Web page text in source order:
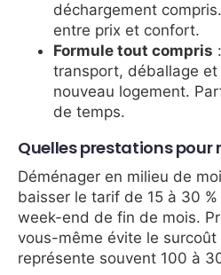
déchargement
entre prix et confort.
Formule tout compris
transport, déballage
nouveau logement.
de temps.
Quelles prestations pour
Déménager en milieu de
baisser le tarif de 15 à 30
week-end de fin de mois.
vous-même évite le surcoût
représente souvent 100 à